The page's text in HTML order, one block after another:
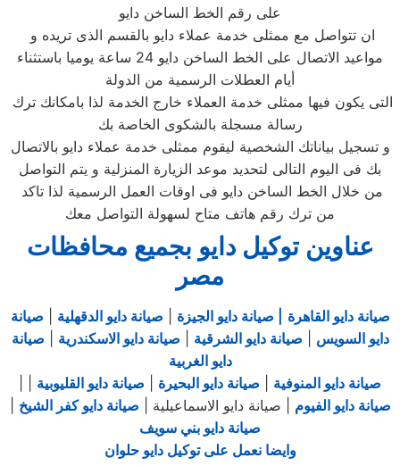
على رقم الخط الساخن دايو
مواعيد الاتصال على الخط الساخن دايو 24 ساعة يوميا باستثناء
أيام العطلات الرسمية من الدولة
رسالة مسجلة بالشكوى الخاصة بك
و تسجيل بياناتك الشخصية ليقوم ممثلى خدمة عملاء دايو بالاتصال
بك فى اليوم التالى لتحديد موعد الزيارة المنزلية و يتم التواصل
من ترك رقم هاتف متاح لسهولة التواصل معك
عناوين توكيل دايو بجميع محافظات
مصر
صيانة دايو القاهرة | صيانة دايو الجيزة صيانة دايو الدقهلية
صيانة
دايو السويس
صيانة دايو الشرقية صيانة دايو الاسكندرية
صيانة
دايو الغربية
صيانة دايو المنوفية صيانة دايو البحيرة صيانة دايو القليوبية
صيانة دايو الفيوم | صيانة دايو الاسماعيلية | صيانة دايو كفر الشيخ
صيانة دايو بني سويف
وايضا نعمل على توكيل دايو حلوان